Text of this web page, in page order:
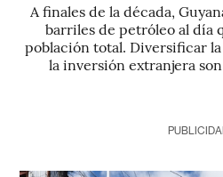
A finales de la década,
barriles de petróleo al día
población total. Diversificar
la inversión extranjera